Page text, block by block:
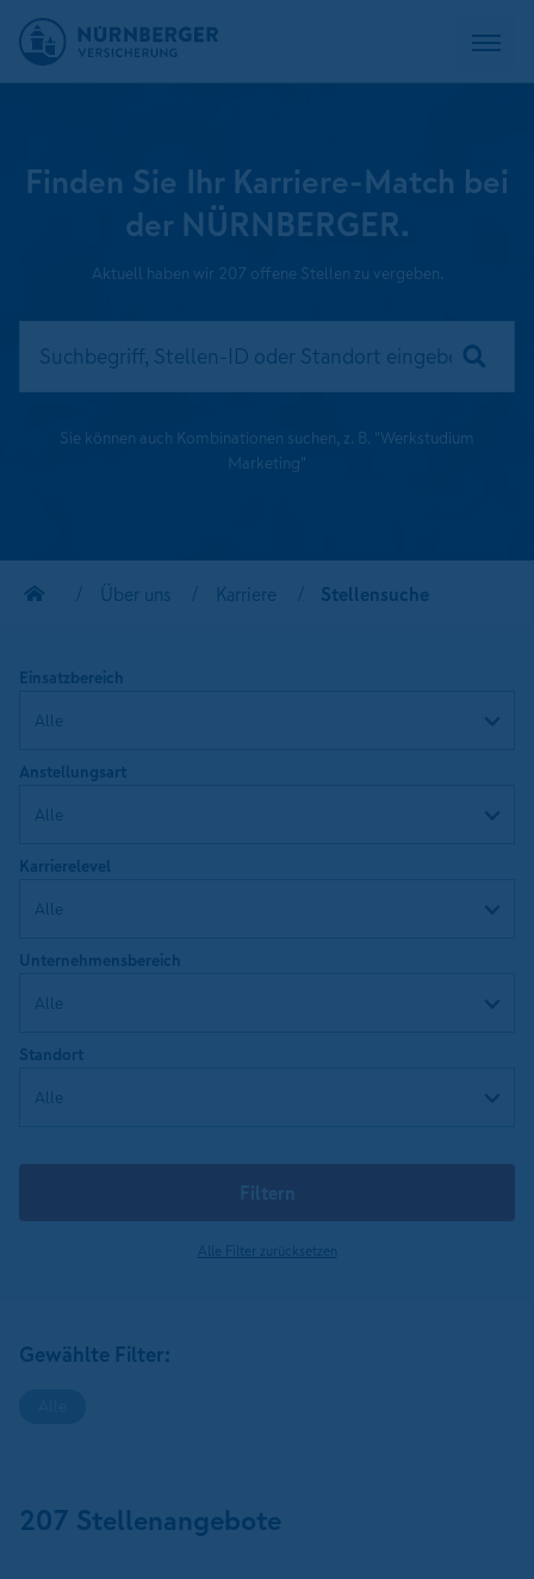
Finden Sie Ihr Karriere-Match bei
der NÜRNBERGER.
Aktuell haben wir 207 offene Stellen zu vergeben.
Sie können auch Kombinationen suchen, z. B. "Werkstudium
Marketing"
Über uns Karriere Stellensuche
Einsatzbereich
Anstellungsart
Karrierelevel
Unternehmensbereich
Standort
Filtern
Alle Filter zurücksetzen
Gewählte Filter:
207 Stellenangebote